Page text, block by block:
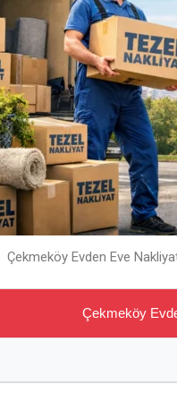
Çekmeköy Evden Eve
Çekmeköy